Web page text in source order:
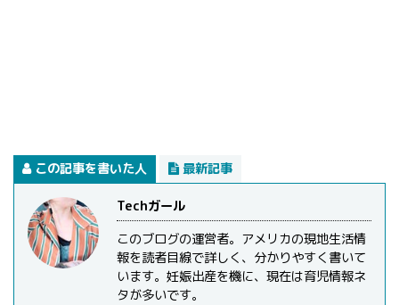
この記事を書いた人 最新記事
Techガール
このブログの運営者。アメリカの現地生活情
報を読者目線で詳しく、分かりやすく書いて
います。妊娠出産を機に、現在は育児情報ネ
タが多いです。